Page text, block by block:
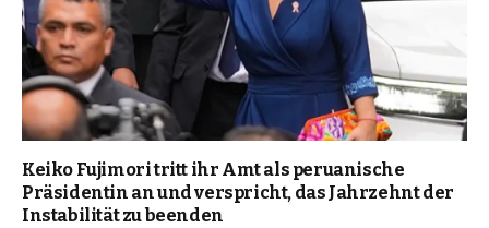
Keiko Fujimori tritt ihr Amt als peruanische
Präsidentin an und verspricht, das Jahrzehnt der
Instabilität zu beenden